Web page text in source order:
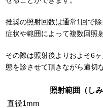
推奨の照射回数は通常1回で
症状や範囲によって複数回照
その際は照射後よりおよそ6
態を診させて頂きながら適切
照射範囲（しみ
直径1mm